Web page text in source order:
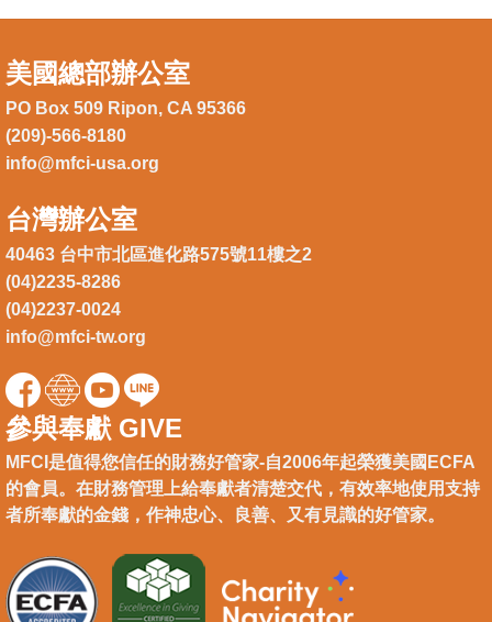
美國總部辦公室
PO Box 509 Ripon, CA 95366
(209)-566-8180
info@mfci-usa.org
台灣辦公室
40463 台中市北區進化路575號11樓之2
(04)2235-8286
(04)2237-0024
info@mfci-tw.org
參與奉獻 GIVE
MFCI是值得您信任的財務好管家-自2006年起榮獲美國ECFA
的會員。在財務管理上給奉獻者清楚交代，有效率地使用支持
者所奉獻的金錢，作神忠心、良善、又有見識的好管家。